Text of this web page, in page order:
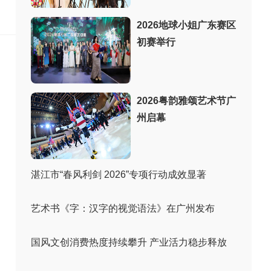
2026地球小姐广东赛区
初赛举行
2026粤韵雅颂艺术节广
州启幕
湛江市“春风利剑 2026”专项行动成效显著
艺术书《字：汉字的视觉语法》在广州发布
国风文创消费热度持续攀升 产业活力稳步释放